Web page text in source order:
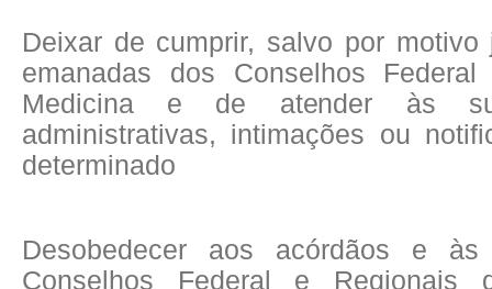
Deixar de cumprir, salvo por motivo
emanadas dos Conselhos
Medicina e de atender às
administrativas, intimações ou
determinado
Desobedecer aos acórdãos e às
Conselhos Federal e Regionais